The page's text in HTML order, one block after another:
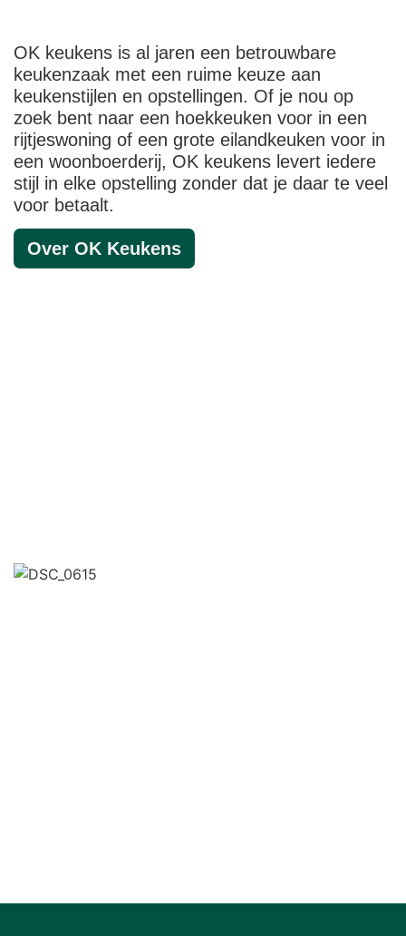
OK keukens is al jaren een betrouwbare
keukenzaak met een ruime keuze aan
keukenstijlen en opstellingen. Of je nou op
zoek bent naar een hoekkeuken voor in een
rijtjeswoning of een grote eilandkeuken voor in
een woonboerderij, OK keukens levert iedere
stijl in elke opstelling zonder dat je daar te veel
voor betaalt.
Over OK Keukens